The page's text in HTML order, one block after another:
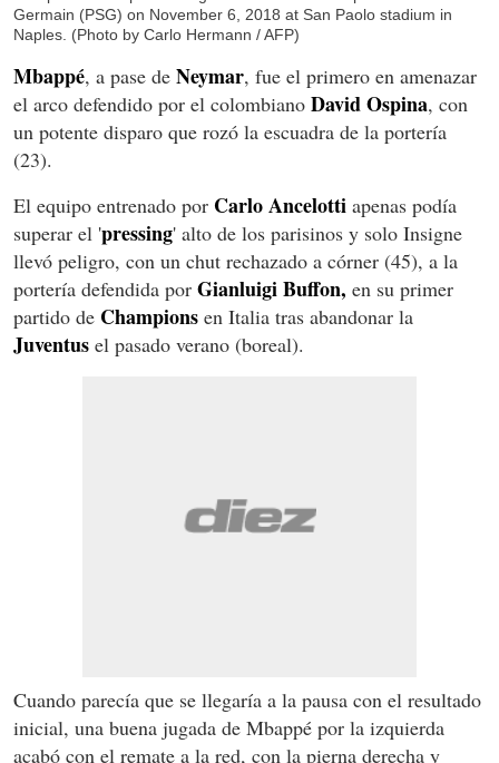
Germain (PSG) on November 6, 2018 at San Paolo stadium in
Naples. (Photo by Carlo Hermann / AFP)
Mbappé, a pase de Neymar, fue el primero en amenazar
el arco defendido por el colombiano David Ospina, con
un potente disparo que rozó la escuadra de la portería
(23).
El equipo entrenado por Carlo Ancelotti apenas podía
superar el 'pressing' alto de los parisinos y solo Insigne
llevó peligro, con un chut rechazado a córner (45), a la
portería defendida por Gianluigi Buffon, en su primer
partido de Champions en Italia tras abandonar la
Juventus el pasado verano (boreal).
Cuando parecía que se llegaría a la pausa con el resultado
inicial, una buena jugada de Mbappé por la izquierda
acabó con el remate a la red, con la pierna derecha y